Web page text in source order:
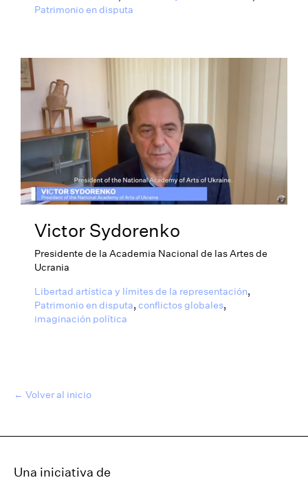
Patrimonio en disputa
Victor Sydorenko
Presidente de la Academia Nacional de las Artes de
Ucrania
Libertad artística y límites de la representación,
Patrimonio en disputa, conflictos globales,
imaginación política
← Volver al inicio
Una iniciativa de